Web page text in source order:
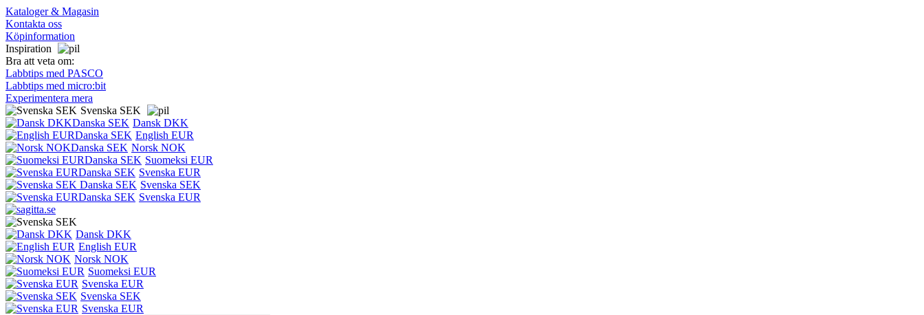
Kataloger & Magasin
Kontakta oss
Köpinformation
Inspiration
Bra att veta om:
Labbtips med PASCO
Labbtips med micro:bit
Experimentera mera
Svenska SEK
Dansk DKK
English EUR
Norsk NOK
Suomeksi EUR
Svenska EUR
Svenska SEK
Svenska EUR
Dansk DKK
English EUR
Norsk NOK
Suomeksi EUR
Svenska EUR
Svenska SEK
Svenska EUR